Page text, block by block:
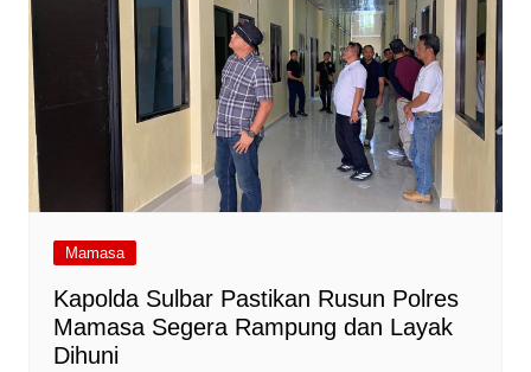
Mamasa
Kapolda Sulbar Pastikan Rusun Polres
Mamasa Segera Rampung dan Layak
Dihuni